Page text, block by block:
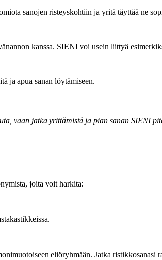
sanojen risteyskohtiin ja yritä täyttää ne
kanssa. SIENI voi usein liittyä
ja apua sanan löytämiseen.
vaan jatka yrittämistä ja pian sanan SIENI
joita voit harkita:
eliöryhmään. Jatka ristikkosanasi